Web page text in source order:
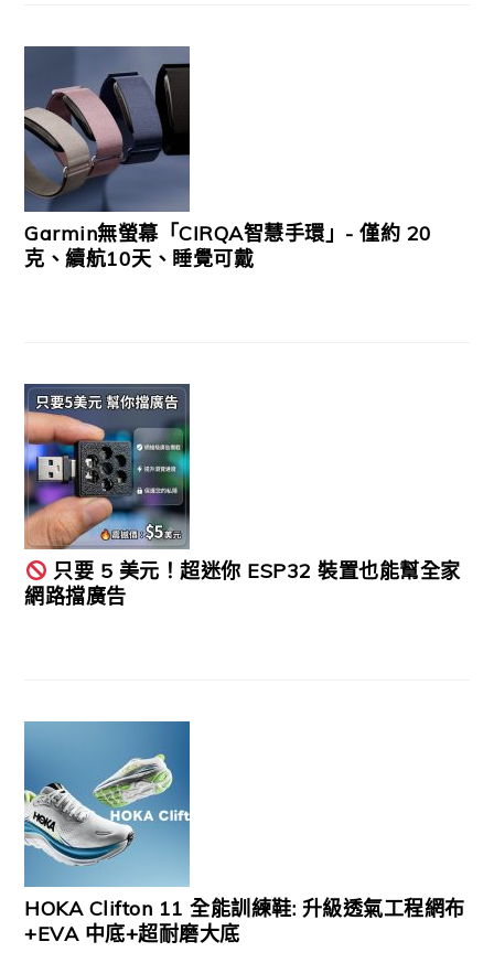
Garmin無螢幕「CIRQA智慧手環」- 僅約 20
克、續航10天、睡覺可戴
只要 5 美元！超迷你 ESP32 裝置也能幫全家
網路擋廣告
HOKA Clifton 11 全能訓練鞋: 升級透氣工程網布
+EVA 中底+超耐磨大底